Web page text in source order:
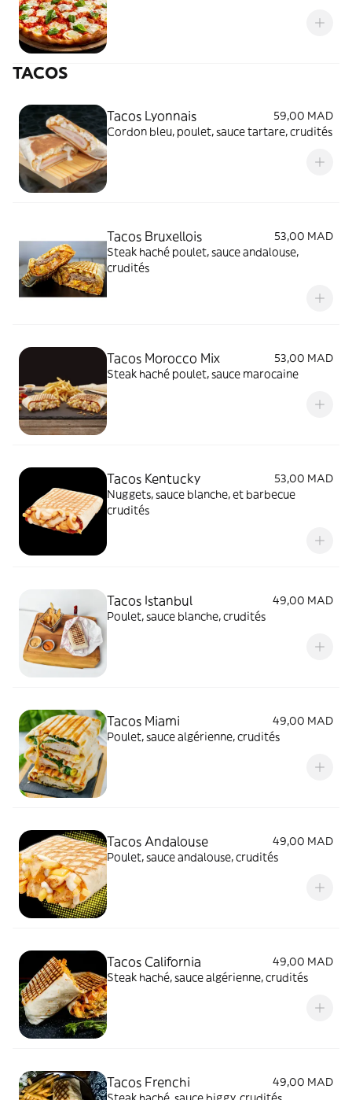
TACOS
Tacos Lyonnais
59,00 MAD
Cordon bleu, poulet, sauce tartare, crudités
Tacos Bruxellois
53,00 MAD
Steak haché poulet, sauce andalouse,
crudités
Tacos Morocco Mix
53,00 MAD
Steak haché poulet, sauce marocaine
Tacos Kentucky
53,00 MAD
Nuggets, sauce blanche, et barbecue
crudités
Tacos Istanbul
49,00 MAD
Poulet, sauce blanche, crudités
Tacos Miami
49,00 MAD
Poulet, sauce algérienne, crudités
Tacos Andalouse
49,00 MAD
Poulet, sauce andalouse, crudités
Tacos California
49,00 MAD
Steak haché, sauce algérienne, crudités
Tacos Frenchi
49,00 MAD